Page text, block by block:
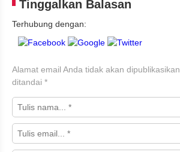
Tinggalkan Balasan
Terhubung dengan:
Alamat email Anda tidak akan dipublikasikan.
ditandai *